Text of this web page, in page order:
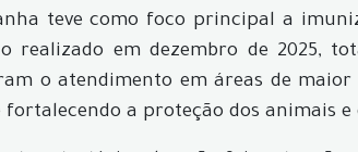
teve como foco principal a
realizado em dezembro de 2025,
o atendimento em áreas de maior
fortalecendo a proteção dos animais e